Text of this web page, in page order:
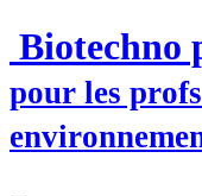
Biotechno
pour les